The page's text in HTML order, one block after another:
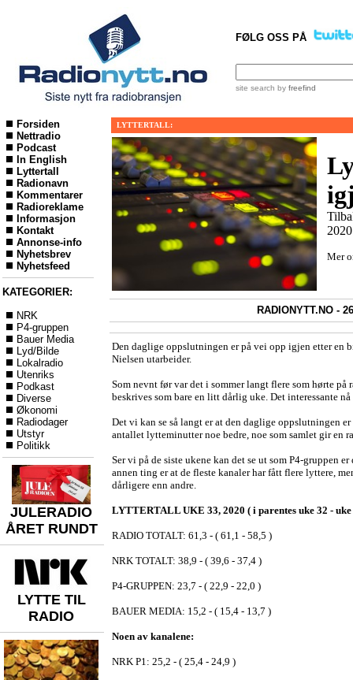
FØLG OSS PÅ
site search by freefind
Forsiden
Nettradio
Podcast
In English
Lyttertall
Radionavn
Kommentarer
Radioreklame
Informasjon
Kontakt
Annonse-info
Nyhetsbrev
Nyhetsfeed
KATEGORIER:
NRK
P4-gruppen
Bauer Media
Lyd/Bilde
Lokalradio
Utenriks
Podkast
Diverse
Økonomi
Radiodager
Utstyr
Politikk
JULERADIO
ÅRET RUNDT
LYTTE TIL
RADIO
LYTTERTALL:
2020
Mer
RADIONYTT.NO -
Den daglige oppslutningen er på vei opp igjen etter en
Nielsen utarbeider.
Som nevnt før var det i sommer langt flere som hørte
beskrives som bare en litt dårlig uke. Det interessante
Det vi kan se så langt er at den daglige oppslutningen
antallet lytteminutter noe bedre, noe som samlet gir en
Ser vi på de siste ukene kan det se ut som P4-gruppen
annen ting er at de fleste kanaler har fått flere lyttere,
dårligere enn andre.
LYTTERTALL UKE 33, 2020 ( i parentes uke 32 -
RADIO TOTALT: 61,3 - ( 61,1 - 58,5 )
NRK TOTALT: 38,9 - ( 39,6 - 37,4 )
P4-GRUPPEN: 23,7 - ( 22,9 - 22,0 )
BAUER MEDIA: 15,2 - ( 15,4 - 13,7 )
Noen av kanalene:
NRK P1: 25,2 - ( 25,4 - 24,9 )